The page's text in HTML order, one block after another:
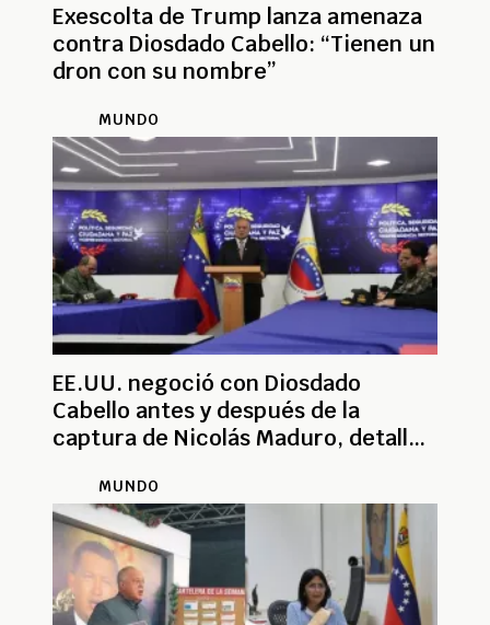
Exescolta de Trump lanza amenaza
contra Diosdado Cabello: “Tienen un
dron con su nombre”
MUNDO
EE.UU. negoció con Diosdado
Cabello antes y después de la
captura de Nicolás Maduro, detalles
MUNDO